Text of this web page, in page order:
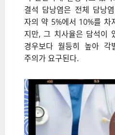
결석 담낭염은 전체 담낭
자의 약 5%에서 10%를 차
지만, 그 치사율은 담석이
경우보다 월등히 높아 각
주의가 요구된다.